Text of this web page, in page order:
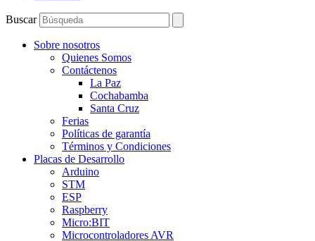
Buscar
Sobre nosotros
Quienes Somos
Contáctenos
La Paz
Cochabamba
Santa Cruz
Ferias
Políticas de garantía
Términos y Condiciones
Placas de Desarrollo
Arduino
STM
ESP
Raspberry
Micro:BIT
Microcontroladores AVR